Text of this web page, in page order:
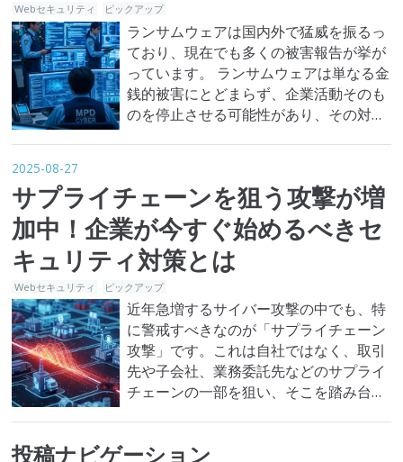
Webセキュリティ ピックアップ
ランサムウェアは国内外で猛威を振るっ
ており、現在でも多くの被害報告が挙が
っています。 ランサムウェアは単なる金
銭的被害にとどまらず、企業活動そのも
のを停止させる可能性があり、その対策
説します。 警察庁が発表したランサムウ
ェアの被害事件数 警察庁の発表によれ
ば、令和6年のランサムウェア被害件…
2025-08-27
サプライチェーンを狙う攻撃が増
加中！企業が今すぐ始めるべきセ
キュリティ対策とは
Webセキュリティ ピックアップ
近年急増するサイバー攻撃の中でも、特
に警戒すべきなのが「サプライチェーン
攻撃」です。これは自社ではなく、取引
先や子会社、業務委託先などのサプライ
チェーンの一部を狙い、そこを踏み台に
攻撃の概要、主な種類、実際の被害事例
投稿ナビゲーション